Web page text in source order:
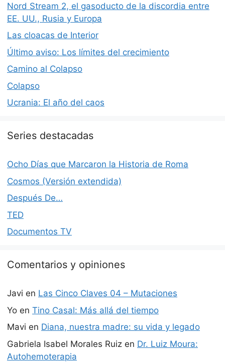
Nord Stream 2, el gasoducto de la discordia entre
EE. UU., Rusia y Europa
Las cloacas de Interior
Último aviso: Los límites del crecimiento
Camino al Colapso
Colapso
Ucrania: El año del caos
Series destacadas
Ocho Días que Marcaron la Historia de Roma
Cosmos (Versión extendida)
Después De…
TED
Documentos TV
Comentarios y opiniones
Javi en Las Cinco Claves 04 – Mutaciones
Yo en Tino Casal: Más allá del tiempo
Mavi en Diana, nuestra madre: su vida y legado
Gabriela Isabel Morales Ruiz en Dr. Luiz Moura:
Autohemoterapia